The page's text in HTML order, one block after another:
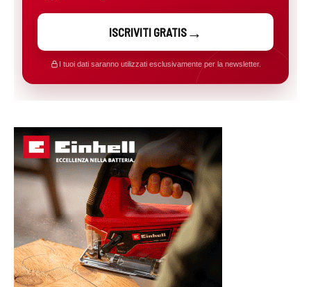
ISCRIVITI GRATIS
I tuoi dati saranno utilizzati esclusivamente per la newsletter.